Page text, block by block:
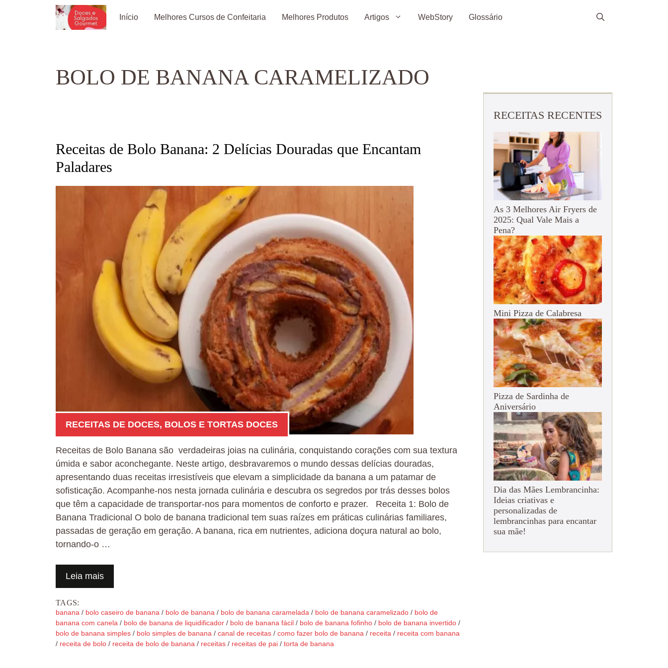
Início Melhores Cursos de Confeitaria Melhores Produtos Artigos WebStory Glossário
BOLO DE BANANA CARAMELIZADO
Receitas de Bolo Banana: 2 Delícias Douradas que Encantam
Paladares
RECEITAS DE DOCES, BOLOS E TORTAS DOCES
Receitas de Bolo Banana são verdadeiras joias na culinária, conquistando corações com sua textura
úmida e sabor aconchegante. Neste artigo, desbravaremos o mundo dessas delícias douradas,
apresentando duas receitas irresistíveis que elevam a simplicidade da banana a um patamar de
sofisticação. Acompanhe-nos nesta jornada culinária e descubra os segredos por trás desses bolos
que têm a capacidade de transportar-nos para momentos de conforto e prazer. Receita 1: Bolo de
Banana Tradicional O bolo de banana tradicional tem suas raízes em práticas culinárias familiares,
passadas de geração em geração. A banana, rica em nutrientes, adiciona doçura natural ao bolo,
tornando-o …
Leia mais
TAGS:
banana / bolo caseiro de banana / bolo de banana / bolo de banana caramelada / bolo de banana caramelizado / bolo de
banana com canela / bolo de banana de liquidificador / bolo de banana fácil / bolo de banana fofinho / bolo de banana invertido /
bolo de banana simples / bolo simples de banana / canal de receitas / como fazer bolo de banana / receita / receita com banana
/ receita de bolo / receita de bolo de banana / receitas / receitas de pai / torta de banana
RECEITAS RECENTES
As 3 Melhores Air Fryers de
2025: Qual Vale Mais a
Pena?
Mini Pizza de Calabresa
Pizza de Sardinha de
Aniversário
Dia das Mães Lembrancinha:
Ideias criativas e
personalizadas de
lembrancinhas para encantar
sua mãe!